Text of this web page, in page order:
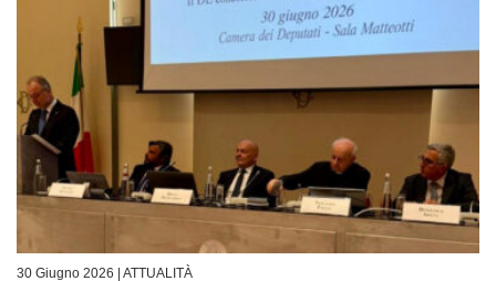
30 Giugno 2026 | ATTUALITÀ